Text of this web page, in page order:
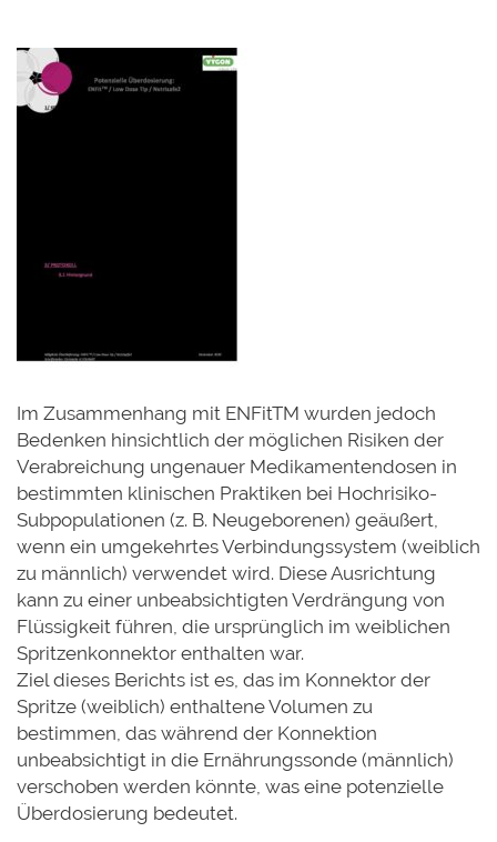
Im Zusammenhang mit ENFitTM wurden jedoch
Bedenken hinsichtlich der möglichen Risiken der
Verabreichung ungenauer Medikamentendosen in
bestimmten klinischen Praktiken bei Hochrisiko-
Subpopulationen (z. B. Neugeborenen) geäußert,
wenn ein umgekehrtes Verbindungssystem (weiblich
zu männlich) verwendet wird. Diese Ausrichtung
kann zu einer unbeabsichtigten Verdrängung von
Flüssigkeit führen, die ursprünglich im weiblichen
Spritzenkonnektor enthalten war.
Ziel dieses Berichts ist es, das im Konnektor der
Spritze (weiblich) enthaltene Volumen zu
bestimmen, das während der Konnektion
unbeabsichtigt in die Ernährungssonde (männlich)
verschoben werden könnte, was eine potenzielle
Überdosierung bedeutet.